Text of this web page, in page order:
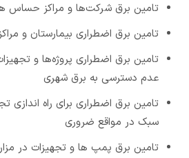
تامین برق شرکت‌ها و مراکز حساس
تامین برق اضطراری بیمارستان و
تامین برق اضطراری پروژه‌ها و
عدم دسترسی به برق شهری
تامین برق اضطراری برای راه اندازی
سبک در مواقع ضروری
تامین برق پمپ ها و تجهیزات در